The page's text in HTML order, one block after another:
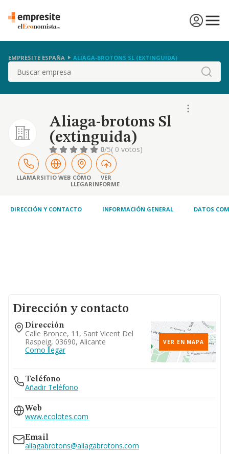
EMPRESITE ESPAÑA ALIAGA-BROTONS SL (EXTINGUIDA)
Buscar
Aliaga-brotons Sl
(extinguida)
0/5( 0 votos)
LLAMARSITIO WEB CÓMO
LLEGAR
VER
INFORME
DIRECCIÓN Y CONTACTO INFORMACIÓN GENERAL DATOS
Dirección y contacto
Dirección
Calle Bronce, 11, Sant Vicent Del
Raspeig, 03690, Alicante
Como llegar
VER EN MAPA
Teléfono
Añadir Teléfono
Web
www.ecolotes.com
Email
aliagabrotons@aliagabrotons.com